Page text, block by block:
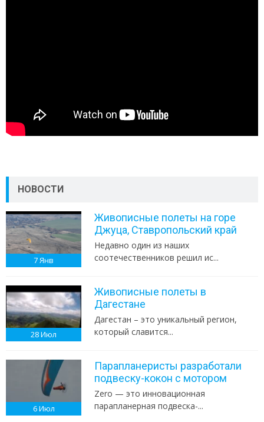
НОВОСТИ
7Янв
Живописные полеты на горе
Джуца, Ставропольский край
Недавно один из наших
соотечественников решил ис...
28Июл
Живописные полеты в
Дагестане
Дагестан – это уникальный регион,
который славится...
6Июл
Парапланеристы разработали
подвеску-кокон с мотором
Zero — это инновационная
парапланерная подвеска-...